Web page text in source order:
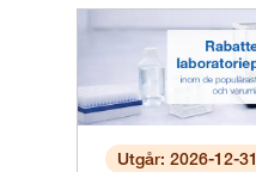
Utgår: 2026-12-31